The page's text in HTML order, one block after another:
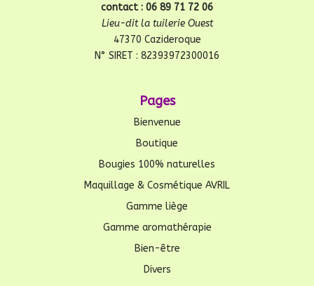
contact : 06 89 71 72 06
Lieu-dit la tuilerie Ouest
47370 Cazideroque
N° SIRET : 82393972300016
Pages
Bienvenue
Boutique
Bougies 100% naturelles
Maquillage & Cosmétique AVRIL
Gamme liège
Gamme aromathérapie
Bien-être
Divers